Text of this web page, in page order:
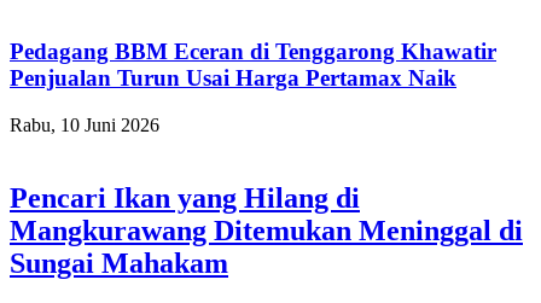
Pedagang BBM Eceran di Tenggarong Khawatir
Penjualan Turun Usai Harga Pertamax Naik
Rabu, 10 Juni 2026
Pencari Ikan yang Hilang di
Mangkurawang Ditemukan Meninggal di
Sungai Mahakam